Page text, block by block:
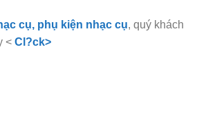
cụ, phụ kiện nhạc cụ, quý khách
< Cl?ck>